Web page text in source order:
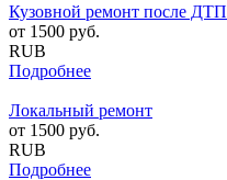
Кузовной ремонт после ДТП
от 1500 руб.
RUB
Подробнее
Локальный ремонт
от 1500 руб.
RUB
Подробнее